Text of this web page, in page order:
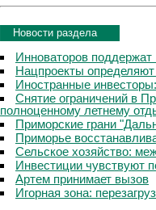
Новости раздела
Инноваторов поддержат
Нацпроекты определяют
Иностранные
Снятие ограничений в
полноценному летнему
Приморские грани
Приморье
Сельское хозяйство:
Инвестиции чувствуют
Артем принимает вызов
Игорная зона: